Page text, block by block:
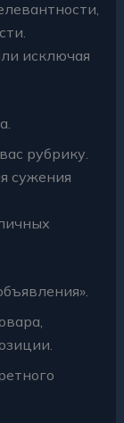
исключая
рубрику.
сужения